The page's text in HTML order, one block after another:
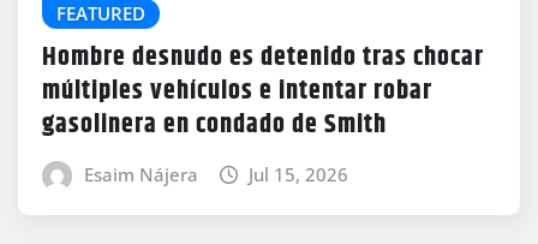
FEATURED
Hombre desnudo es detenido tras chocar
múltiples vehículos e intentar robar
gasolinera en condado de Smith
Esaim Nájera Jul 15, 2026